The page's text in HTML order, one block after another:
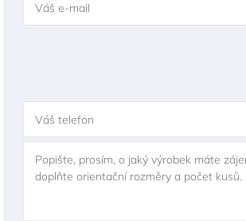
Váš e-mail
Váš telefon
Popište, prosím, o jaký výrobek máte
doplňte orientační rozměry a počet kusů.